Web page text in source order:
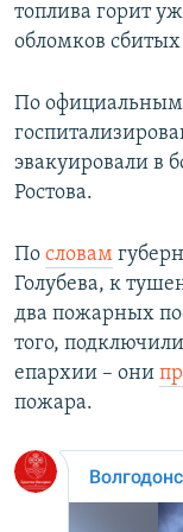
топлива горит
обломков
По
эвакуировали в
Ростова.
По словам
Голубева, к
два пожарных
того,
епархии – они
пожара.